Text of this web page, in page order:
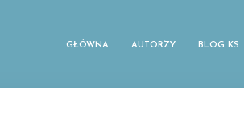
GŁÓWNA AUTORZY BLOG KS.